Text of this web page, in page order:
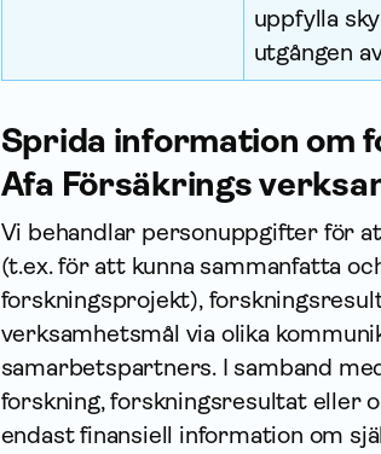
uppfylla
utgången
Sprida information om
Afa Försäkrings
Vi behandlar person­uppgifter för
(t.ex. för att kunna sammanfatta
forsknings­projekt),
verksamhets­mål via olika
samarbetspartners. I samband
forskning, forskningsresultat eller
endast finansiell infor­mation om